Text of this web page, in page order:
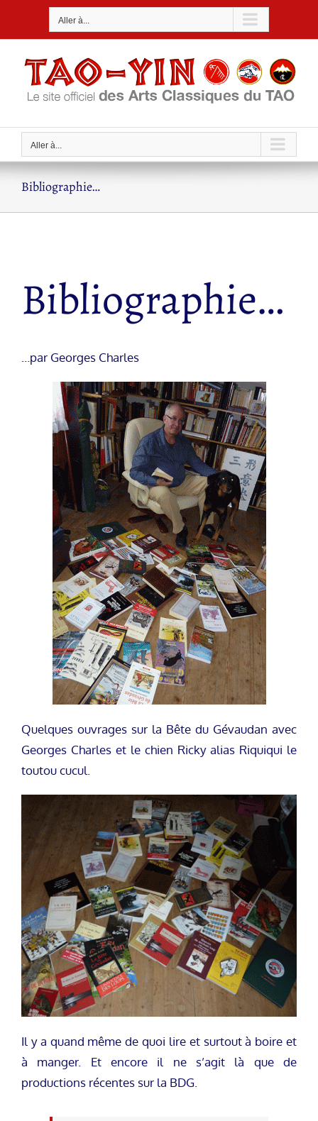
Aller à...
Aller à...
Bibliographie…
Bibliographie…
…par Georges Charles
Quelques ouvrages sur la Bête du Gévaudan avec
Georges Charles et le chien Ricky alias Riquiqui le
toutou cucul.
Il y a quand même de quoi lire et surtout à boire et
à manger. Et encore il ne s’agit là que de
productions récentes sur la BDG.